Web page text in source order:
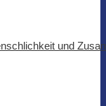
und